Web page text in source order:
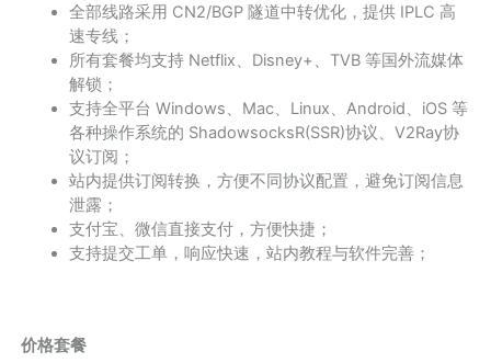
全部线路采用 CN2/BGP 隧道中转优化，提供 IPLC 高
速专线；
所有套餐均支持 Netflix、Disney+、TVB 等国外流媒体
解锁；
支持全平台 Windows、Mac、Linux、Android、iOS 等
各种操作系统的 ShadowsocksR(SSR)协议、V2Ray协
议订阅；
站内提供订阅转换，方便不同协议配置，避免订阅信息
泄露；
支付宝、微信直接支付，方便快捷；
支持提交工单，响应快速，站内教程与软件完善；
价格套餐